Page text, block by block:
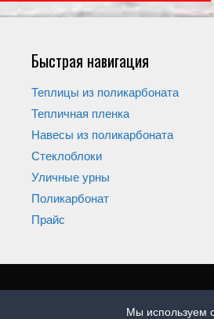
Быстрая навигация
Теплицы из поликарбоната
Тепличная пленка
Навесы из поликарбоната
Стеклоблоки
Уличные урны
Поликарбонат
Прайс
Мы используем